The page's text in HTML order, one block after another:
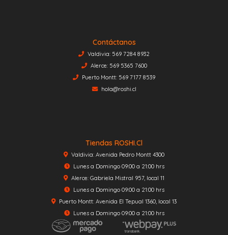
Contáctanos
Valdivia: 569 7284 8932
Alerce: 569 5365 7600
Puerto Montt: 569 7177 8539
hola@roshi.cl
Tiendas ROSHI.cl
Valdivia: Avenida Pedro Montt 4300
Lunes a Domingo 09:00 a 21:00 hrs
Alerce: Gabriela Mistral 957, local 11
Lunes a Domingo 09:00 a 21:00 hrs
Puerto Montt: Avenida El Tepual 1360, local 13
Lunes a Domingo 09:00 a 21:00 hrs